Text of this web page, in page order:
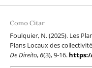
Como Citar
Foulquier, N. (2025). Les
Plans Locaux des
De Direito,6(3), 9-16. https://